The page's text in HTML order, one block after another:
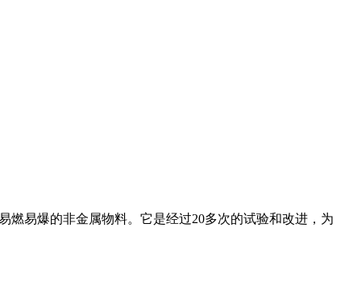
燃易爆的非金属物料。它是经过20多次的试验和改进，为